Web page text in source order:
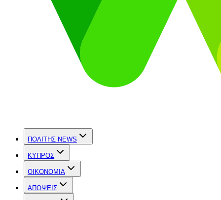
ΠΟΛΙΤΗΣ NEWS
ΚΥΠΡΟΣ
OIKONOMIA
ΑΠΟΨΕΙΣ